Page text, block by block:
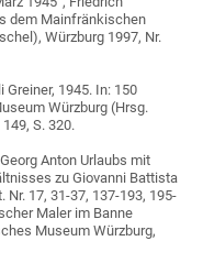
dem Mainfränkischen
Würzburg 1997, Nr.
1945. In: 150
Würzburg (Hrsg.
S. 320.
Anton Urlaubs mit
zu Giovanni Battista
17, 31-37, 137-193, 195-
Maler im Banne
Museum Würzburg,